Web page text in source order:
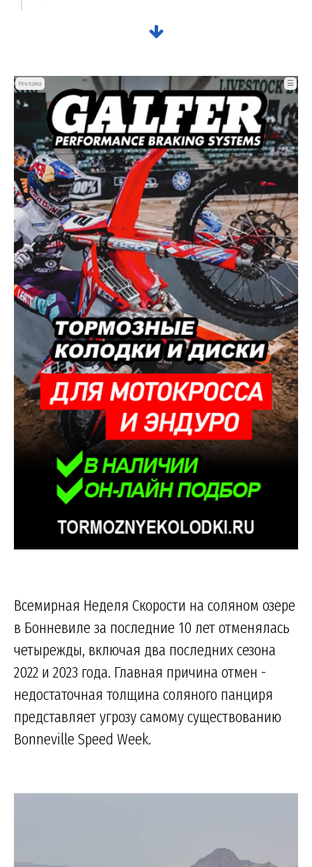
Реклама ☰
Всемирная Неделя Скорости на соляном озере
в Бонневиле за последние 10 лет отменялась
четырежды, включая два последних сезона
2022 и 2023 года. Главная причина отмен -
недостаточная толщина соляного панциря
представляет угрозу самому существованию
Bonneville Speed Week.